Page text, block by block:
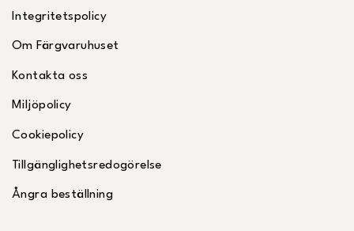
Integritetspolicy
Om Färgvaruhuset
Kontakta oss
Miljöpolicy
Cookiepolicy
Tillgänglighetsredogörelse
Ångra beställning